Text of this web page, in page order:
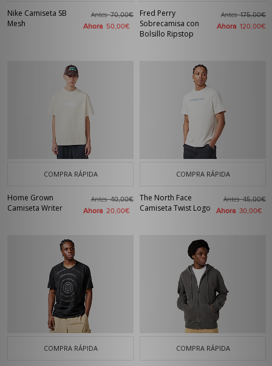
Nike Camiseta SB
Mesh
Antes70,00€
Ahora 50,00€
Fred Perry
Sobrecamisa con
Bolsillo Ripstop
Antes175,00€
Ahora 120,00€
COMPRA RÁPIDA
Home Grown
Camiseta Writer
Antes40,00€
Ahora 20,00€
COMPRA RÁPIDA
The North Face
Camiseta Twist Logo
Antes45,00€
Ahora 30,00€
COMPRA RÁPIDA COMPRA RÁPIDA